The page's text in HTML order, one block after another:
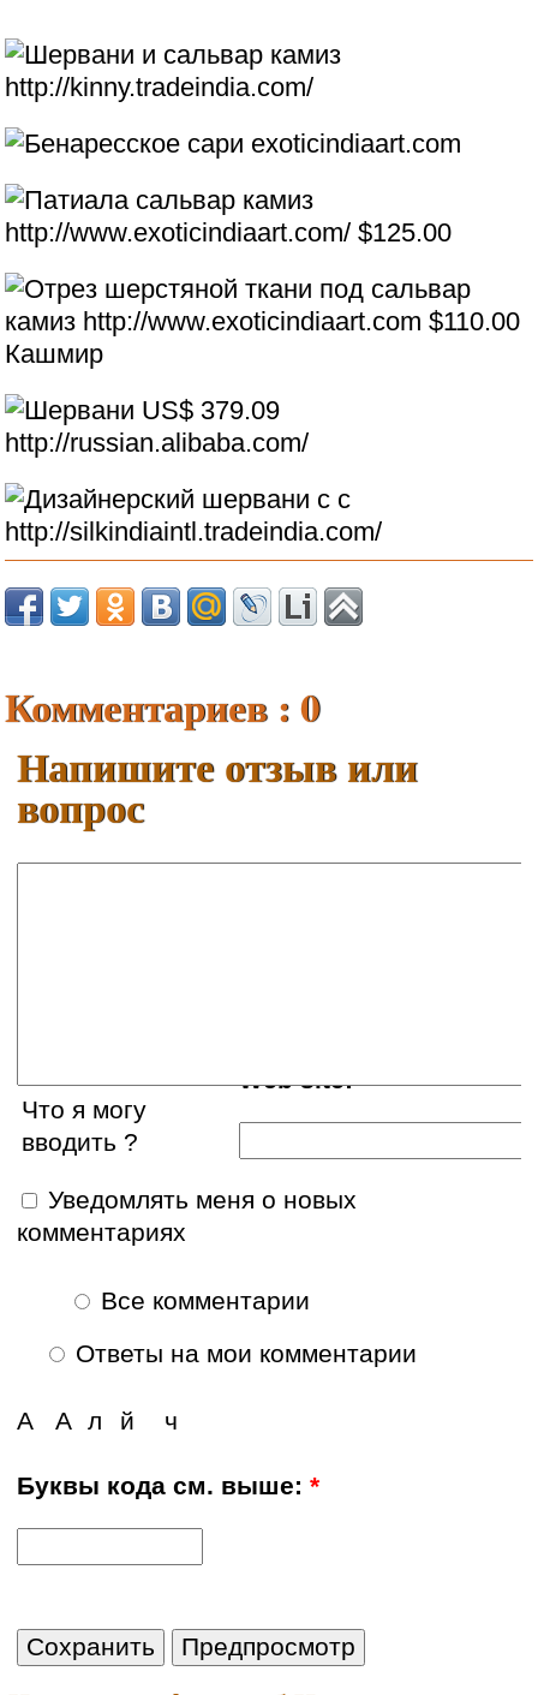
Комментариев : 0
Напишите отзыв или
вопрос
Web site:
Что я могу
вводить ?
Уведомлять меня о новых
комментариях
Все комментарии
Ответы на мои комментарии
А л й
А ч
Буквы кода см. выше:*